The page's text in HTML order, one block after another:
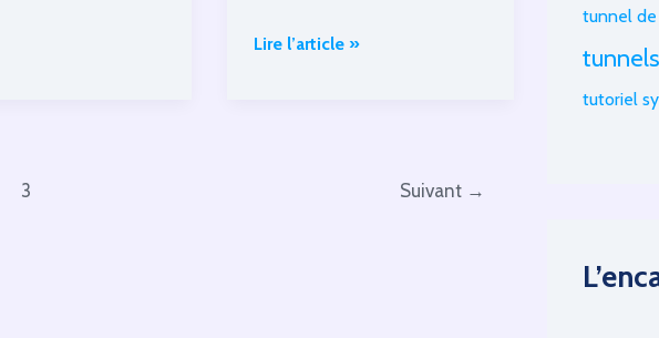
Quand
Lire l’article »
3 Suivant →
tunnel
tutoriel